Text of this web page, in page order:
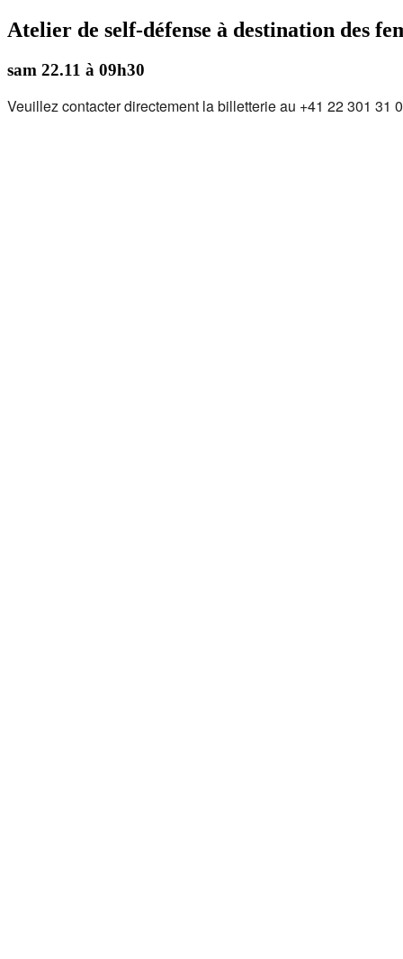
Atelier de self-défense à destination des
sam 22.11 à 09h30
Veuillez contacter directement la billetterie au +41 22 301 31